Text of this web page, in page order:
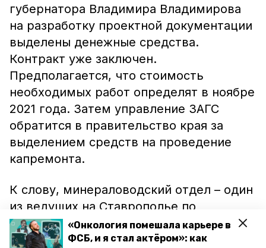
«Онкология помешала карьере в
ФСБ, и я стал актёром»: как
губернатора Владимира Владимирова
на разработку проектной документации
выделены денежные средства.
Контракт уже заключен.
Предполагается, что стоимость
необходимых работ определят в ноябре
2021 года. Затем управление ЗАГС
обратится в правительство края за
выделением средств на проведение
капремонта.
К слову, минераловодский отдел – один
из ведущих на Ставрополье по
количеству оказываемых госуслуг в
сфере ЗАГС. Ежегодно здесь проводят